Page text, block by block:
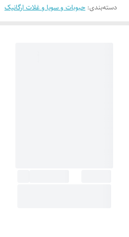
دسته‌بندی: حبوبات و سویا و غلات ارگانیک